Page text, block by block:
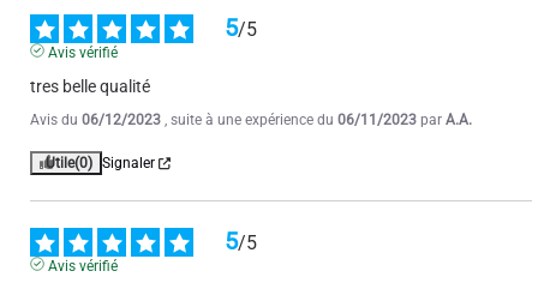
5 /5
Avis vérifié
Produit de belle facture. Je recommande
10/04/2021 , suite à une expérience du 02/12/2020 A.A.
Utile(0) Signaler
5/5
Avis vérifié
tres belle qualité
Avis du 06/12/2023 , suite à une expérience du 06/11/2023 par A.A.
Utile(0) Signaler
5/5
Avis vérifié